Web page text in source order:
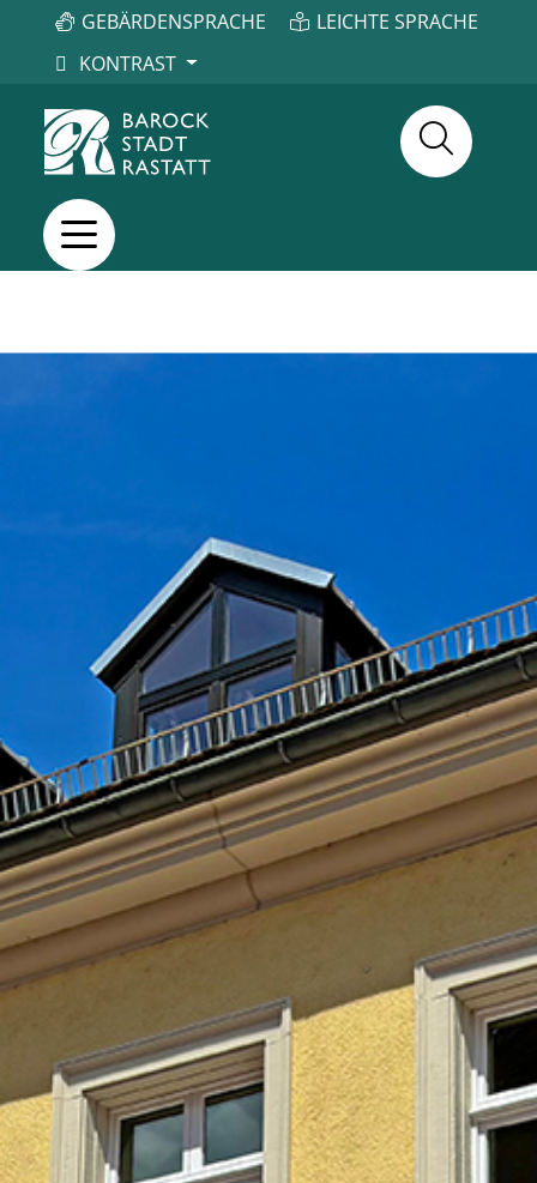
GEBÄRDENSPRACHE
LEICHTE SPRACHE
KONTRAST